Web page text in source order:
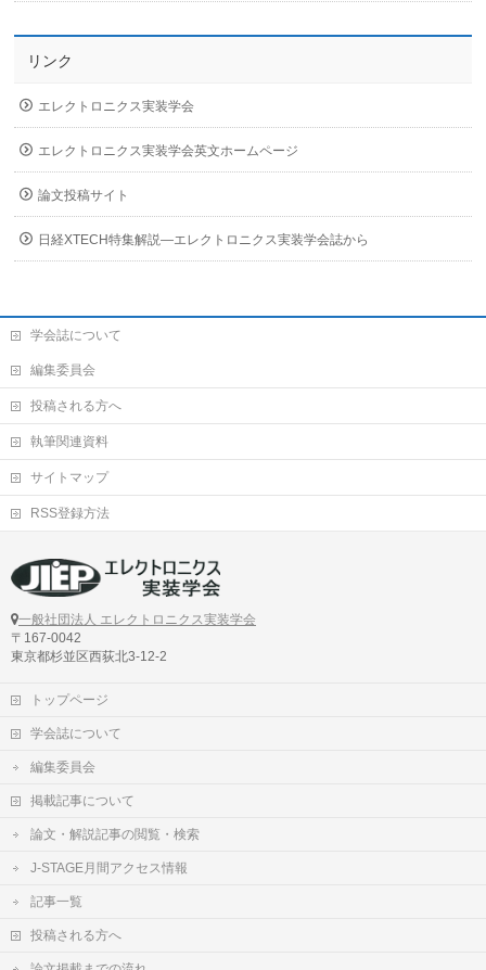
リンク
エレクトロニクス実装学会
エレクトロニクス実装学会英文ホームページ
論文投稿サイト
日経XTECH特集解説―エレクトロニクス実装学会誌から
学会誌について
編集委員会
投稿される方へ
執筆関連資料
サイトマップ
RSS登録方法
一般社団法人 エレクトロニクス実装学会
〒167-0042
東京都杉並区西荻北3-12-2
トップページ
学会誌について
編集委員会
掲載記事について
論文・解説記事の閲覧・検索
J-STAGE月間アクセス情報
記事一覧
投稿される方へ